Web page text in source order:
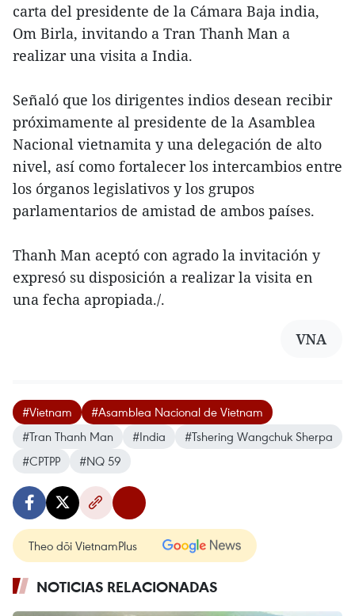
carta del presidente de la Cámara Baja india,
Om Birla, invitando a Tran Thanh Man a
realizar una visita a India.
Señaló que los dirigentes indios desean recibir
próximamente al presidente de la Asamblea
Nacional vietnamita y una delegación de alto
nivel, así como fortalecer los intercambios entre
los órganos legislativos y los grupos
parlamentarios de amistad de ambos países.
Thanh Man aceptó con agrado la invitación y
expresó su disposición a realizar la visita en
una fecha apropiada./.
VNA
#Vietnam
#Asamblea Nacional de Vietnam
#Tran Thanh Man
#India
#Tshering Wangchuk Sherpa
#CPTPP
#NQ 59
Theo dõi VietnamPlus
NOTICIAS RELACIONADAS